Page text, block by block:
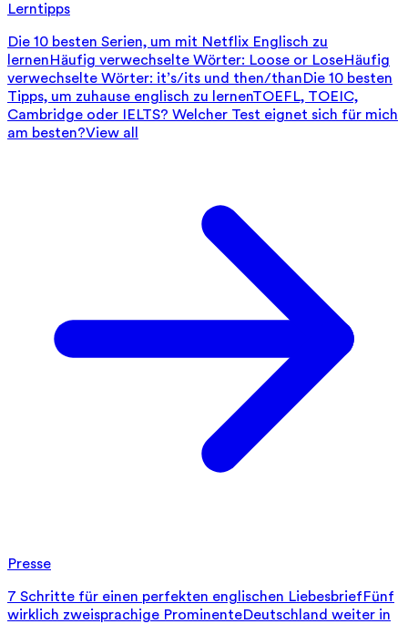
Lerntipps
Die 10 besten Serien, um mit Netflix Englisch zu
lernenHäufig verwechselte Wörter: Loose or LoseHäufig
verwechselte Wörter: it’s/its und then/thanDie 10 besten
Tipps, um zuhause englisch zu lernenTOEFL, TOEIC,
Cambridge oder IELTS? Welcher Test eignet sich für mich
am besten?View all
Presse
7 Schritte für einen perfekten englischen LiebesbriefFünf
wirklich zweisprachige ProminenteDeutschland weiter in